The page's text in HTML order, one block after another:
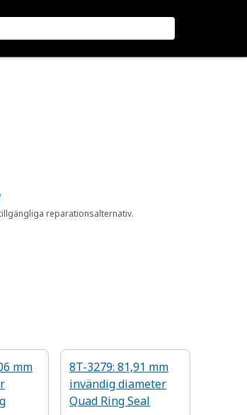
reparationsalternativ.
mm
8T-3279: 81,91 mm
invändig diameter
Quad Ring Seal